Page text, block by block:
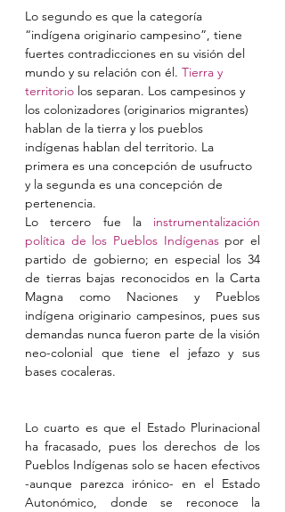
Lo segundo es que la categoría
“indígena originario campesino”, tiene
fuertes contradicciones en su visión del
mundo y su relación con él. Tierra y
territorio los separan. Los campesinos y
los colonizadores (originarios migrantes)
hablan de la tierra y los pueblos
indígenas hablan del territorio. La
primera es una concepción de usufructo
y la segunda es una concepción de
pertenencia.
Lo tercero fue la instrumentalización
política de los Pueblos Indígenas por el
partido de gobierno; en especial los 34
de tierras bajas reconocidos en la Carta
Magna como Naciones y Pueblos
indígena originario campesinos, pues sus
demandas nunca fueron parte de la visión
neo-colonial que tiene el jefazo y sus
bases cocaleras.
Lo cuarto es que el Estado Plurinacional
ha fracasado, pues los derechos de los
Pueblos Indígenas solo se hacen efectivos
-aunque parezca irónico- en el Estado
Autonómico, donde se reconoce la